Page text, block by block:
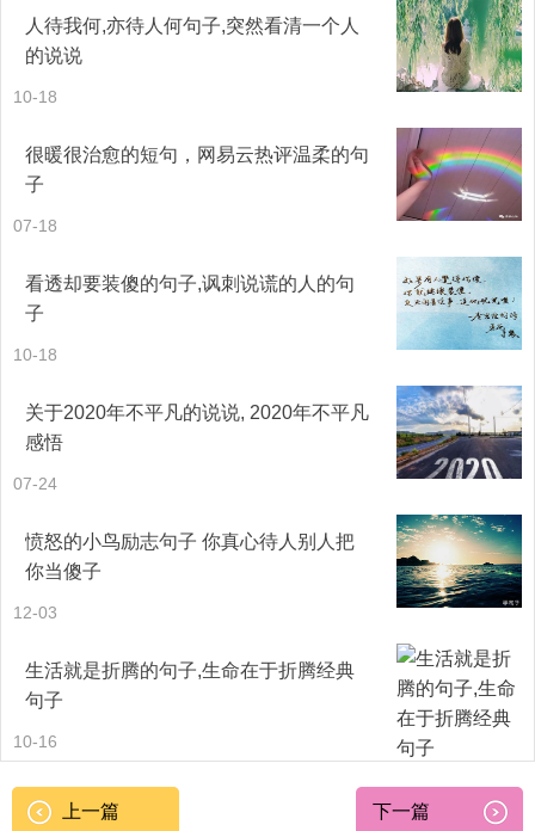
人待我何,亦待人何句子,突然看清一个人
的说说
10-18
很暖很治愈的短句，网易云热评温柔的句
子
07-18
看透却要装傻的句子,讽刺说谎的人的句
子
10-18
关于2020年不平凡的说说, 2020年不平凡
感悟
07-24
愤怒的小鸟励志句子 你真心待人别人把
你当傻子
12-03
生活就是折腾的句子,生命在于折腾经典
句子
10-16
上一篇 下一篇